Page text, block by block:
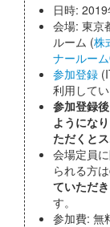
日時:
会場: 東京
ルーム (株
ナールー
参加登録
利用して
参加登録
ようにな
ただくと
会場定員
られる方は
ていただ
す。
参加費: 無